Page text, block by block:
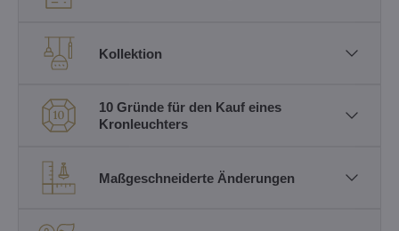
Kollektion
10 Gründe für den Kauf eines
Kronleuchters
Maßgeschneiderte Änderungen